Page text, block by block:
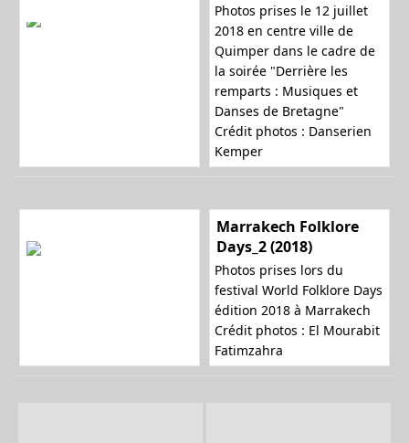
Photos prises le 12 juillet
2018 en centre ville de
Quimper dans le cadre de
la soirée "Derrière les
remparts : Musiques et
Danses de Bretagne"
Crédit photos : Danserien
Kemper
Marrakech Folklore
Days_2 (2018)
Photos prises lors du
festival World Folklore Days
édition 2018 à Marrakech
Crédit photos : El Mourabit
Fatimzahra